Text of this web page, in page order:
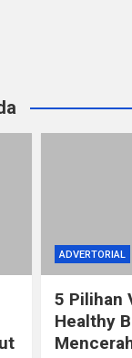
ADVERTORIAL
5 Pilihan
Healthy